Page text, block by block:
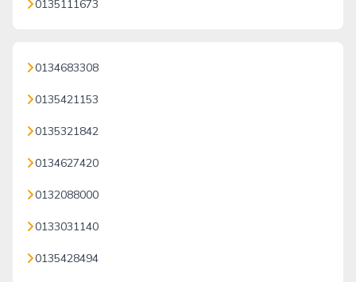
0135111673
0134683308
0135421153
0135321842
0134627420
0132088000
0133031140
0135428494